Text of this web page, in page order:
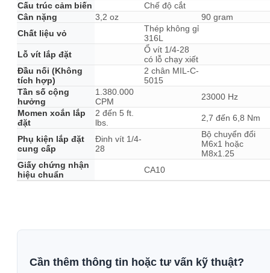
Cấu trúc cảm biến
Chế độ cắt
Cân nặng
3,2 oz
90 gram
Chất liệu vỏ
Thép không gỉ
316L
Lỗ vít lắp đặt
Ổ vít 1/4-28
có lỗ chạy xiết
Đầu nối (Không
tích hợp)
2 chân MIL-C-
5015
Tần số cộng
hưởng
1.380.000
CPM
23000 Hz
Momen xoắn lắp
đặt
2 đến 5 ft.
lbs.
2,7 đến 6,8 Nm
Phụ kiện lắp đặt
cung cấp
Đinh vít 1/4-
28
Bộ chuyển đổi
M6x1 hoặc
M8x1.25
Giấy chứng nhận
hiệu chuẩn
CA10
Cần thêm thông tin hoặc tư vấn kỹ thuật?